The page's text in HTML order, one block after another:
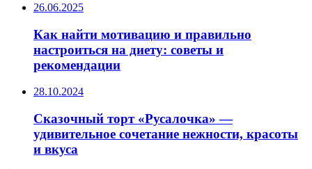
26.06.2025
Как найти мотивацию и правильно
настроиться на диету: советы и
рекомендации
28.10.2024
Сказочный торт «Русалочка» —
удивительное сочетание нежности, красоты
и вкуса